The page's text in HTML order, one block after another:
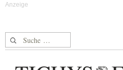
Suche nach: